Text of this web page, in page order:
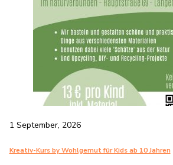
1 September, 2026
Kreativ-Kurs by Wohlgemut für Kids ab 10 Jahren